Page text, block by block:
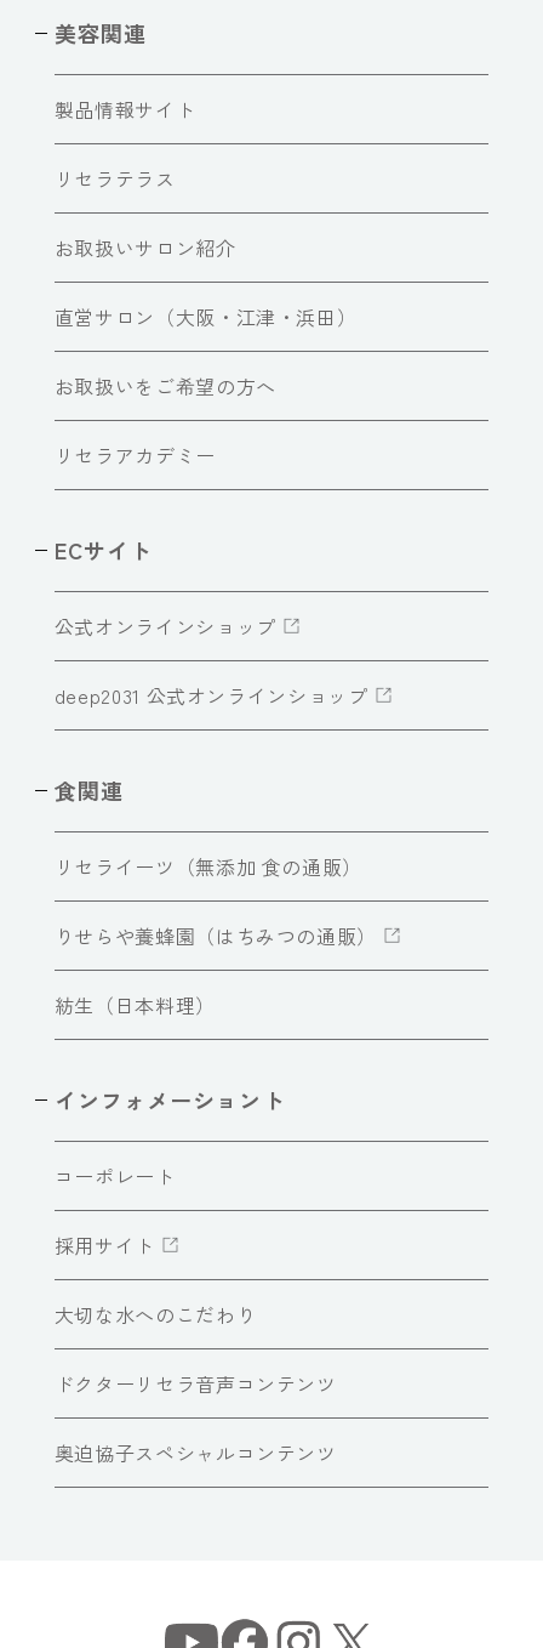
美容関連
製品情報サイト
リセラテラス
お取扱いサロン紹介
直営サロン（大阪・江津・浜田）
お取扱いをご希望の方へ
リセラアカデミー
ECサイト
公式オンラインショップ
deep2031 公式オンラインショップ
食関連
リセライーツ（無添加 食の通販）
りせらや養蜂園（はちみつの通販）
紡生（日本料理）
インフォメーショント
コーポレート
採用サイト
大切な水へのこだわり
ドクターリセラ音声コンテンツ
奥迫協子スペシャルコンテンツ